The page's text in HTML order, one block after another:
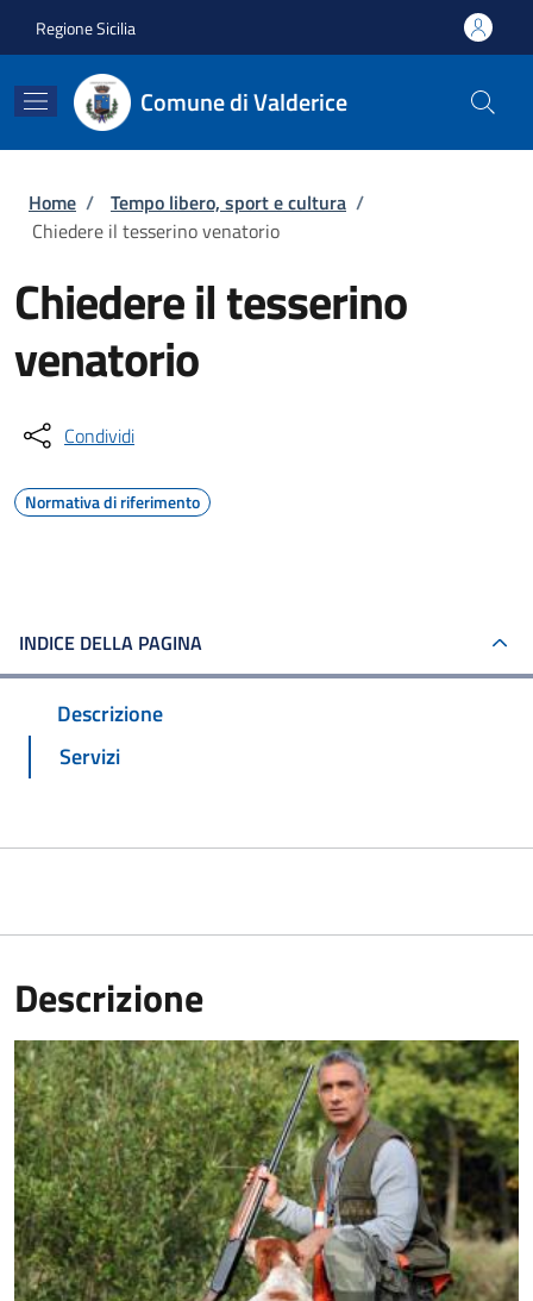
Regione Sicilia
Comune di Valderice
Briciole di pane
Home / Tempo libero, sport e cultura /
Chiedere il tesserino venatorio
Chiedere il tesserino
venatorio
Condividi
Normativa di riferimento
INDICE DELLA PAGINA
Descrizione
Servizi
Descrizione